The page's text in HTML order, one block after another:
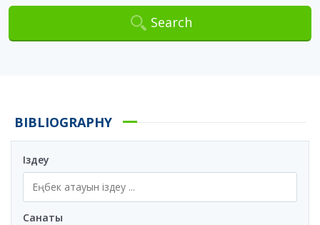
Search
BIBLIOGRAPHY
Іздеу
Санаты